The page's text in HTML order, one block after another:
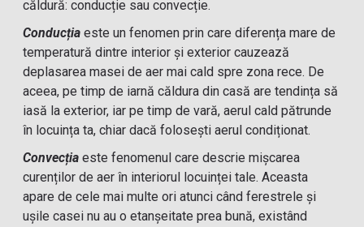
căldură: conducție sau convecție.
Conducția este un fenomen prin care diferența mare de
temperatură dintre interior și exterior cauzează
deplasarea masei de aer mai cald spre zona rece. De
aceea, pe timp de iarnă căldura din casă are tendința să
iasă la exterior, iar pe timp de vară, aerul cald pătrunde
în locuința ta, chiar dacă folosești aerul condiționat.
Convecțiaeste fenomenul care descrie mișcarea
curenților de aer în interiorul locuinței tale. Aceasta
apare de cele mai multe ori atunci când ferestrele și
ușile casei nu au o etanșeitate prea bună, existând